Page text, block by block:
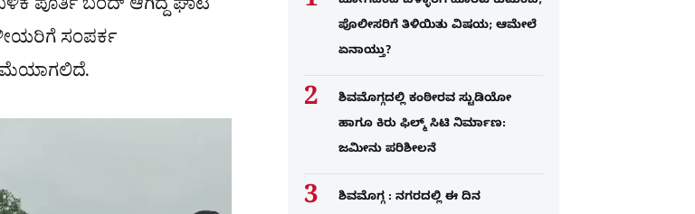
ಪೂರ್ತಿ ಬಂದ್ ಆಗಿದ್ದ ಘಾಟಿ
ಸಂಪರ್ಕ
ಪೊಲೀಸರಿಗೆ ತಿಳಿಯಿತು ವಿಷಯ; ಆಮೇಲೆ
ಏನಾಯ್ತು?
ಶಿವಮೊಗ್ಗದಲ್ಲಿ ಕಂಠೀರವ ಸ್ಟುಡಿಯೋ
ಹಾಗೂ ಕಿರು ಫಿಲ್ಮ್ ಸಿಟಿ ನಿರ್ಮಾಣ:
ಜಮೀನು ಪರಿಶೀಲನೆ
ಶಿವಮೊಗ್ಗ : ನಗರದಲ್ಲಿ ಈ ದಿನ